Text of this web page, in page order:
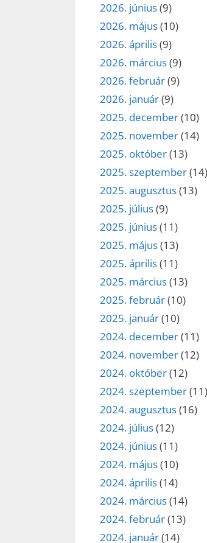
2026. június(9)
2026. május(10)
2026. április(9)
2026. március(9)
2026. február(9)
2026. január(9)
2025. december(10)
2025. november(14)
2025. október(13)
2025. szeptember(14)
2025. augusztus(13)
2025. július(9)
2025. június(11)
2025. május(13)
2025. április(11)
2025. március(13)
2025. február(10)
2025. január(10)
2024. december(11)
2024. november(12)
2024. október(12)
2024. szeptember(11)
2024. augusztus(16)
2024. július(12)
2024. június(11)
2024. május(10)
2024. április(14)
2024. március(14)
2024. február(13)
2024. január(14)